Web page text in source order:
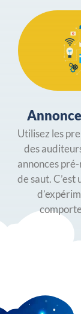
Utilisez les
des
annonces
de saut.